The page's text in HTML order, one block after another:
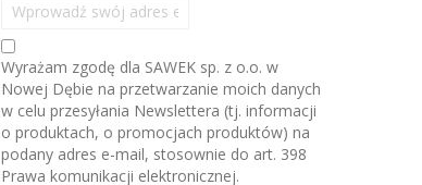
b
s
k
r
y
b
u
Wyrażam zgodę dla SAWEK sp. z o.o. w
Nowej Dębie na przetwarzanie moich danych
w celu przesyłania Newslettera (tj. informacji
o produktach, o promocjach produktów) na
podany adres e-mail, stosownie do art. 398
Prawa komunikacji elektronicznej.